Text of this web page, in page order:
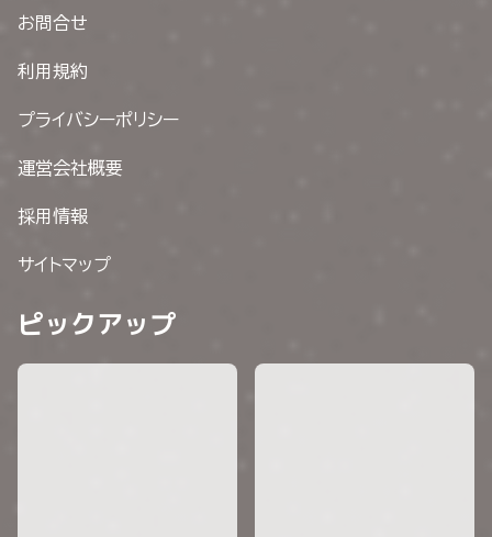
お問合せ
利用規約
プライバシーポリシー
運営会社概要
採用情報
サイトマップ
ピックアップ